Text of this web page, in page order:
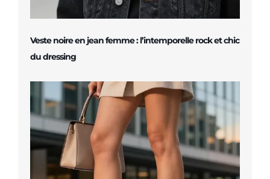
Veste noire en jean femme : l’intemporelle rock et chic
du dressing